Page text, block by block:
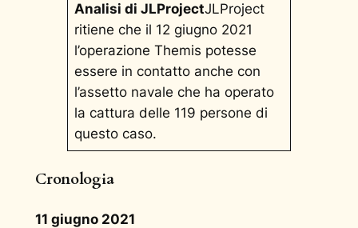
Analisi di JLProjectJLProject
ritiene che il 12 giugno 2021
l’operazione Themis potesse
essere in contatto anche con
l’assetto navale che ha operato
la cattura delle 119 persone di
questo caso.
Cronologia
11 giugno 2021